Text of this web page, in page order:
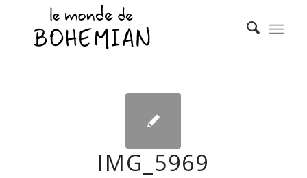
IMG_5969